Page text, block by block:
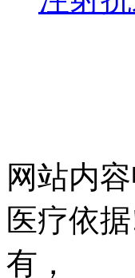
网站内
医疗依
有，